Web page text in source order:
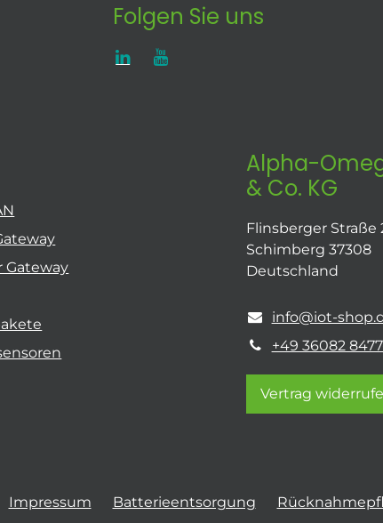
Folgen Sie uns
Gateway
Alpha-
& Co. KG
Flinsberger Straße
Schimberg 37308
Deutschland
info@iot-
+49 36082
Vertrag
Impressum Batterieentsorgung